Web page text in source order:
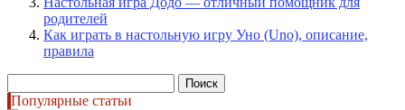
родителей
Как играть в настольную игру Уно (Uno), описание,
правила
Популярные статьи